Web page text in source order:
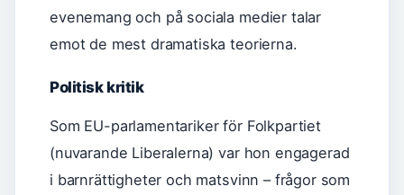
evenemang och på sociala medier talar
emot de mest dramatiska teorierna.
Politisk kritik
Som EU-parlamentariker för Folkpartiet
(nuvarande Liberalerna) var hon engagerad
i barnrättigheter och matsvinn – frågor som